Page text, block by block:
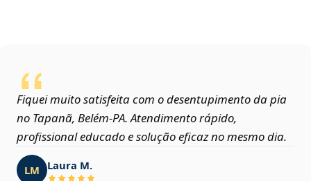
Fiquei muito satisfeita com o desentupimento da pia
no Tapanã, Belém‑PA. Atendimento rápido,
profissional educado e solução eficaz no mesmo dia.
LM Laura M.